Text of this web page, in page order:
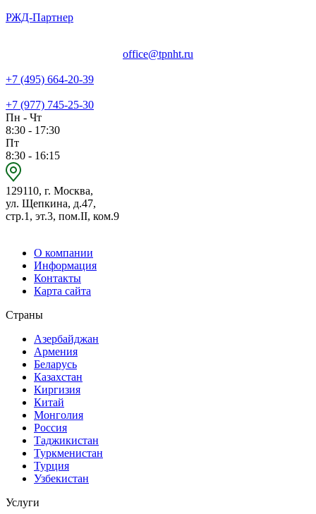
РЖД-Партнер
office@tpnht.ru
+7 (495) 664-20-39
+7 (977) 745-25-30
Пн - Чт
8:30 - 17:30
Пт
8:30 - 16:15
129110, г. Москва,
ул. Щепкина, д.47,
стр.1, эт.3, пом.II, ком.9
О компании
Информация
Контакты
Карта сайта
Страны
Азербайджан
Армения
Беларусь
Казахстан
Киргизия
Китай
Монголия
Россия
Таджикистан
Туркменистан
Турция
Узбекистан
Услуги